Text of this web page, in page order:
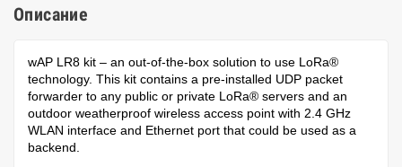
Описание
wAP LR8 kit – an out-of-the-box solution to use LoRa®
technology. This kit contains a pre-installed UDP packet
forwarder to any public or private LoRa® servers and an
outdoor weatherproof wireless access point with 2.4 GHz
WLAN interface and Ethernet port that could be used as a
backend.